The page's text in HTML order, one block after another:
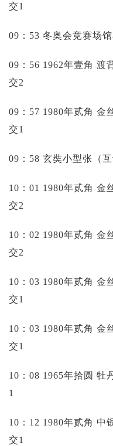
交1
09：53 冬奥会竞赛场
09：56 1962年壹角 渡
交2
09：57 1980年贰角 金
交1
09：58 玄奘小型张（
10：01 1980年贰角 金
交2
10：02 1980年贰角 金
交2
10：03 1980年贰角 金
交1
10：03 1980年贰角 金
交1
10：08 1965年拾圆 牡
1
10：12 1980年贰角 中
交1